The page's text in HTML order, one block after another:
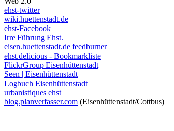
ehst-twitter
wiki.huettenstadt.de
ehst-Facebook
Irre Führung Ehst.
eisen.huettenstadt.de feedburner
ehst.delicious - Bookmarkliste
FlickrGroup Eisenhüttenstadt
Seen | Eisenhüttenstadt
Logbuch Eisenhüttenstadt
urbanistiques ehst
blog.planverfasser.com (Eisenhüttenstadt/Cottbus)